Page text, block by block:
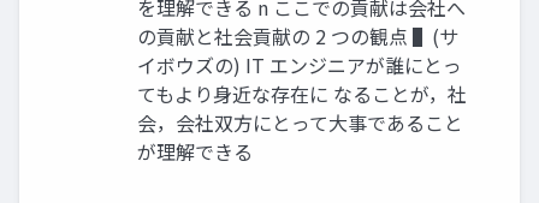
を理解できる n ここでの貢献は会社へ
の貢献と社会貢献の 2 つの観点 ▌(サ
イボウズの) IT エンジニアが誰にとっ
てもより⾝近な存在に なることが，社
会，会社双⽅にとって⼤事であること
が理解できる